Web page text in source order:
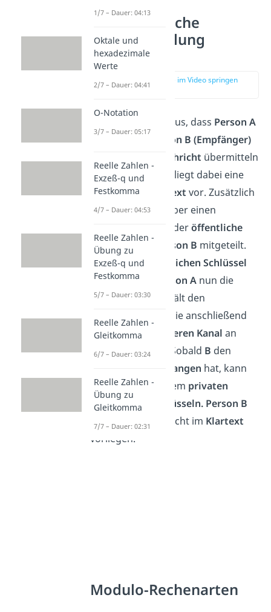
Asymmetrische
Verschlüsselung
Beispiel
zur Stelle im Video springen
(01:37)
Man gehe davon aus, dass Person A
(Sender)
Person B (Empfänger)
geheime Nachricht übermitteln
möchte.Person A
liegt dabei eine
Nachricht in
Klartext vor. Zusätzlich
wurdePerson A
über einen
deröffentliche
Schlüsselvon Person B mitgeteilt.
Mit diesemöffentlichen Schlüssel
verschlüsselt
Person A nun die
Nachricht und erhält den
den sie anschließend
über einen unsicheren Kanal an
Person Bsendet. Sobald B den
Geheimtext empfangen hat, kann
er diesen mit seinem privaten
Schlüssel entschlüsseln. Person B
hat nun die Nachricht im Klartext
vorliegen.
Modulo-Rechenarten
1/7 – Dauer: 04:13
Oktale und
hexadezimale
Werte
2/7 – Dauer: 04:41
O-Notation
3/7 – Dauer: 05:17
Reelle Zahlen -
Exzeß-q und
Festkomma
4/7 – Dauer: 04:53
Reelle Zahlen -
Übung zu
Exzeß-q und
Festkomma
5/7 – Dauer: 03:30
Reelle Zahlen -
Gleitkomma
6/7 – Dauer: 03:24
Reelle Zahlen -
Übung zu
Gleitkomma
7/7 – Dauer: 02:31